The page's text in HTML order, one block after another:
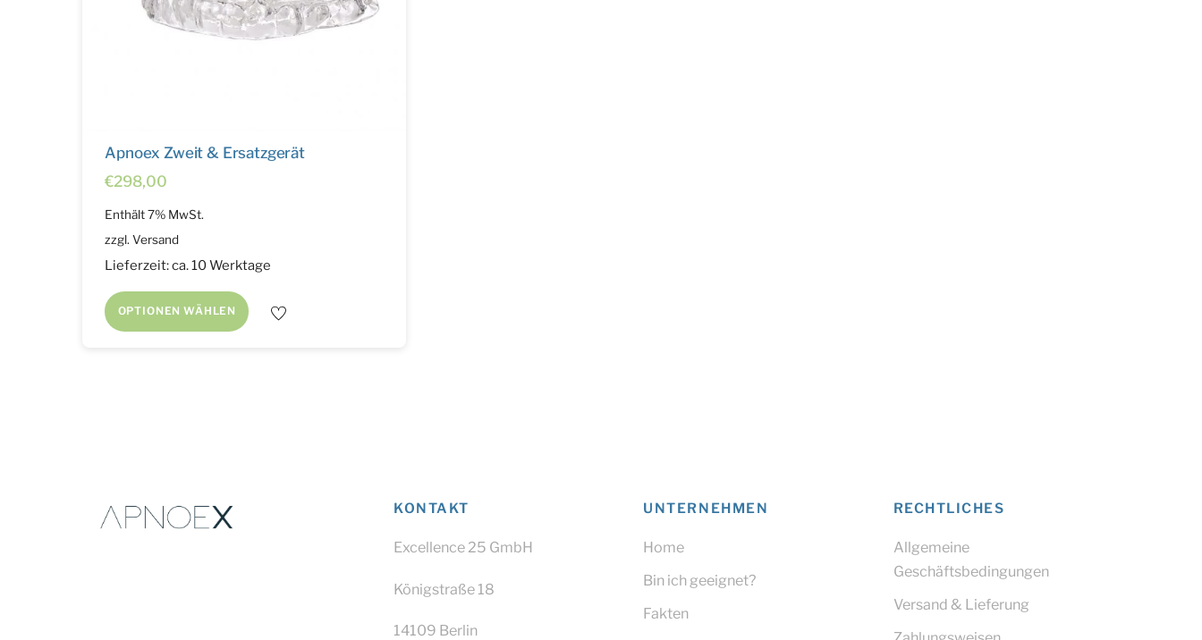
Apnoex Zweit & Ersatzgerät
€298,00
Enthält 7% MwSt.
zzgl.Versand
Lieferzeit: ca. 10 Werktage
OPTIONEN WÄHLEN
KONTAKT
Excellence 25 GmbH
Königstraße 18
14109 Berlin
UNTERNEHMEN
Home
Bin ich geeignet?
Fakten
RECHTLICHES
Allgemeine
Geschäftsbedingungen
Versand & Lieferung